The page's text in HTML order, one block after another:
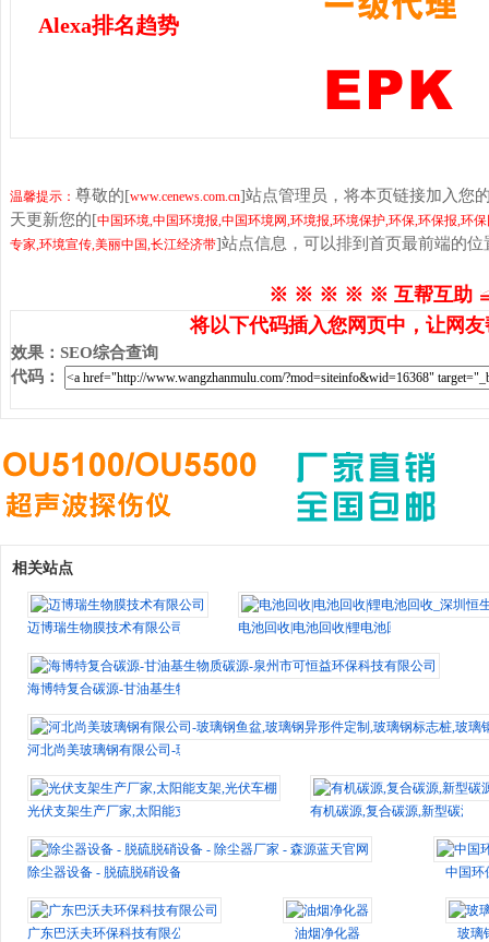
Alexa排名趋势
温馨提示： 尊敬的[www.cenews.com.cn]站点管理员，将本页链接加入您
天更新您的[中国环境,中国环境报,中国环境网,环境报,环境保护,环保,环保报,环
专家,环境宣传,美丽中国,长江经济带]站点信息，可以排到首页最前端的
※ ※ ※ ※ ※ 互帮互助
将以下代码插入您网页中，让网
效果 ： SEO综合查询
代码 ：
相关站点
迈博瑞生物膜技术有限公司 电池回收|电池回收|锂电池回收_深圳恒生
海博特复合碳源-甘油基生物质碳源-泉州市可恒益环保科技有限公司
河北尚美玻璃钢有限公司-玻璃钢鱼盆,玻璃钢异形件定制,玻璃钢标志桩,玻璃钢
光伏支架生产厂家,太阳能支架,光伏车棚 有机碳源,复合碳源,新型碳源-
除尘器设备 - 脱硫脱硝设备 - 除尘器厂家 - 森源蓝天官网 中国环
广东巴沃夫环保科技有限公司 油烟净化器 玻璃